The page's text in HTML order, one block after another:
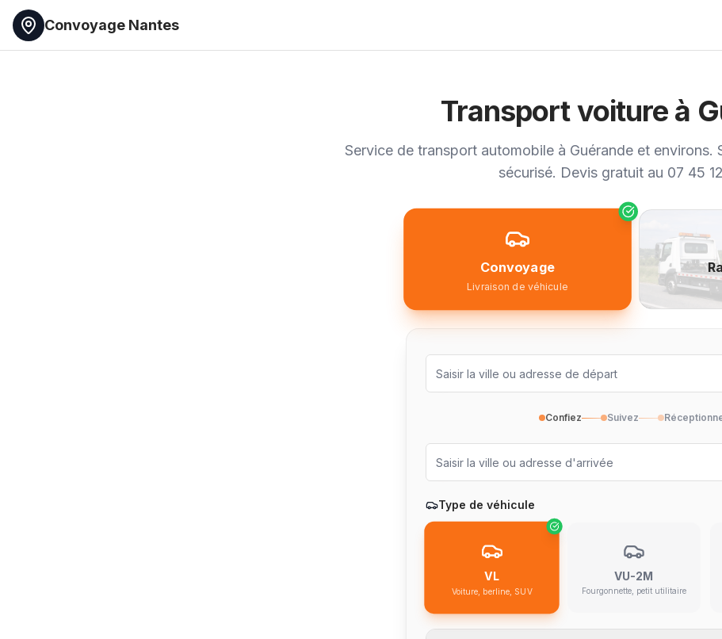
Convoyage Nantes
Transport voiture à
Service de transport automobile à Guérande et environs.
sécurisé. Devis gratuit au 07 45
Convoyage
Livraison de véhicule
Confiez Suivez
Type de véhicule
VL
Voiture, berline, SUV
VU-2M
Fourgonnette, petit utilitaire